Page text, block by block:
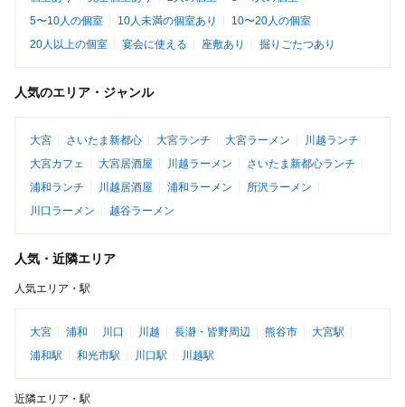
5〜10人の個室
10人未満の個室あり
10〜20人の個室
20人以上の個室
宴会に使える 座敷あり 掘りごたつあり
人気のエリア・ジャンル
大宮 さいたま新都心 大宮ランチ 大宮ラーメン
川越ランチ
大宮カフェ
大宮居酒屋 川越ラーメン
さいたま新都心ランチ
浦和ランチ
川越居酒屋 浦和ラーメン
所沢ラーメン
川口ラーメン
越谷ラーメン
人気・近隣エリア
人気エリア・駅
大宮 浦和 川口 川越 長瀞・皆野周辺 熊谷市
大宮駅
浦和駅
和光市駅 川口駅 川越駅
近隣エリア・駅